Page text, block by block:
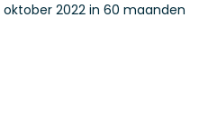
2022 in 60 maanden